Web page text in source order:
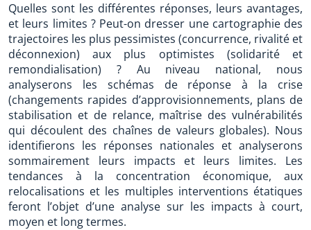
Quelles sont les différentes réponses, leurs avantages,
et leurs limites ? Peut-on dresser une cartographie des
trajectoires les plus pessimistes (concurrence, rivalité et
déconnexion) aux plus optimistes (solidarité et
remondialisation) ? Au niveau national, nous
analyserons les schémas de réponse à la crise
(changements rapides d’approvisionnements, plans de
stabilisation et de relance, maîtrise des vulnérabilités
qui découlent des chaînes de valeurs globales). Nous
identifierons les réponses nationales et analyserons
sommairement leurs impacts et leurs limites. Les
tendances à la concentration économique, aux
relocalisations et les multiples interventions étatiques
feront l’objet d’une analyse sur les impacts à court,
moyen et long termes.